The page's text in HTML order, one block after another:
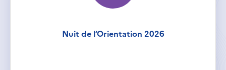
Nuit de l’Orientation 2026